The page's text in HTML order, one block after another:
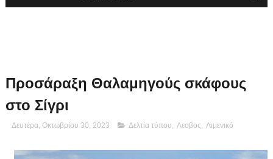
Προσάραξη Θαλαμηγούς σκάφους
στο Σίγρι
Δευτέρα, Οκτωβρίου 30, 2023 Δελτία τύπου Λεσβος Λιμενικό